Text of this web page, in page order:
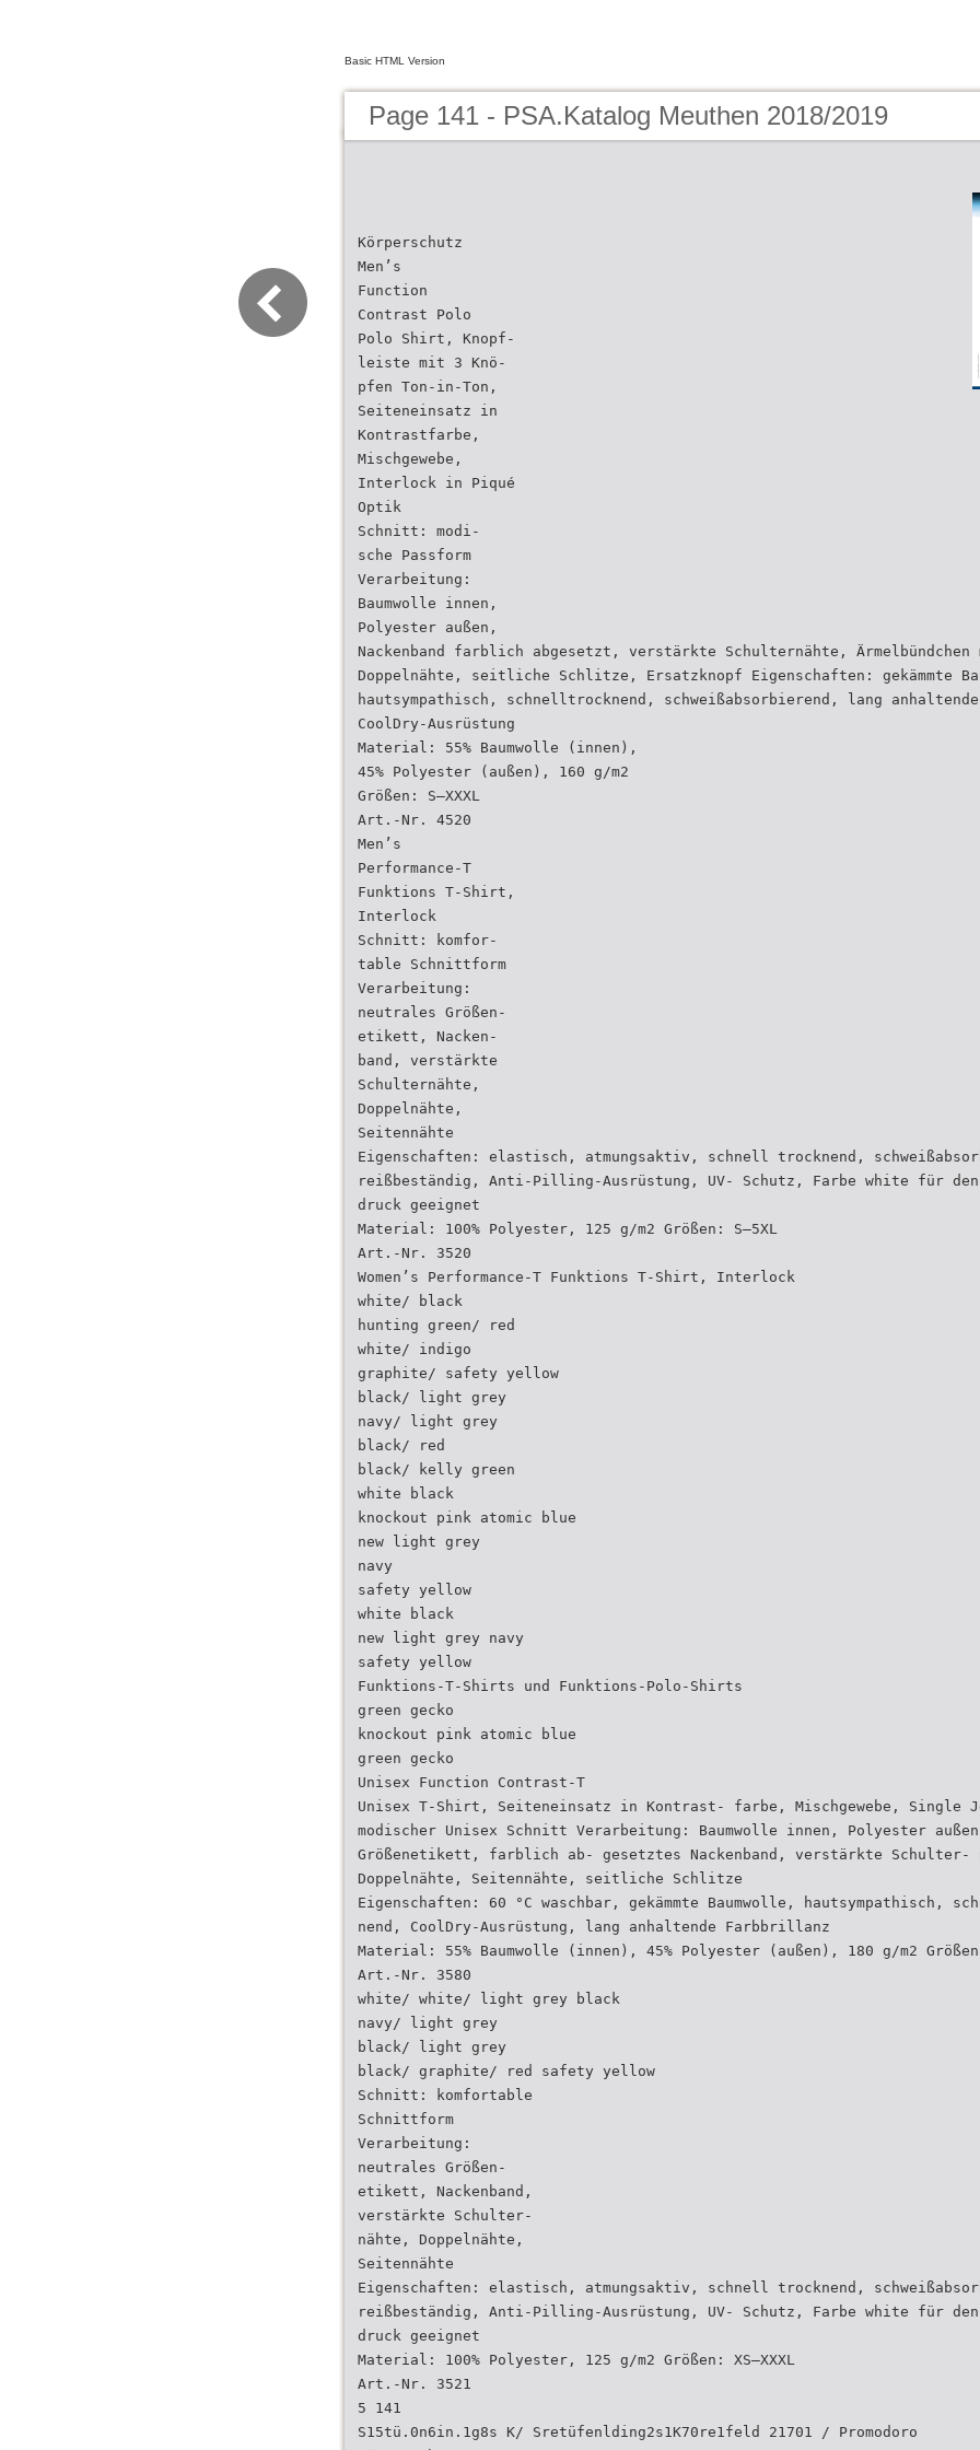
Basic HTML Version
Page 141 - PSA.Katalog Meuthen 2018/2019
Körperschutz
Men’s
Function
Contrast Polo
Polo Shirt, Knopf-
leiste mit 3 Knö-
pfen Ton-in-Ton,
Seiteneinsatz in
Kontrastfarbe,
Mischgewebe,
Interlock in Piqué
Optik
Schnitt: modi-
sche Passform
Verarbeitung:
Baumwolle innen,
Polyester außen,
Nackenband farblich abgesetzt, verstärkte Schulternähte, Ärmelbündchen
Doppelnähte, seitliche Schlitze, Ersatzknopf Eigenschaften: gekämmte
hautsympathisch, schnelltrocknend, schweißabsorbierend, lang
CoolDry-Ausrüstung
Material: 55% Baumwolle (innen),
45% Polyester (außen), 160 g/m2
Größen: S–XXXL
Art.-Nr. 4520
Men’s
Performance-T
Funktions T-Shirt,
Interlock
Schnitt: komfor-
table Schnittform
Verarbeitung:
neutrales Größen-
etikett, Nacken-
band, verstärkte
Schulternähte,
Doppelnähte,
Seitennähte
Eigenschaften: elastisch, atmungsaktiv, schnell trocknend,
reißbeständig, Anti-Pilling-Ausrüstung, UV- Schutz, Farbe white für
druck geeignet
Material: 100% Polyester, 125 g/m2 Größen: S–5XL
Art.-Nr. 3520
Women’s Performance-T Funktions T-Shirt, Interlock
white/ black
hunting green/ red
white/ indigo
graphite/ safety yellow
black/ light grey
navy/ light grey
black/ red
black/ kelly green
white black
knockout pink atomic blue
new light grey
navy
safety yellow
white black
new light grey navy
safety yellow
Funktions-T-Shirts und Funktions-Polo-Shirts
green gecko
knockout pink atomic blue
green gecko
Unisex Function Contrast-T
Unisex T-Shirt, Seiteneinsatz in Kontrast- farbe, Mischgewebe, Single
modischer Unisex Schnitt Verarbeitung: Baumwolle innen, Polyester
Größenetikett, farblich ab- gesetztes Nackenband, verstärkte Schulter-
Doppelnähte, Seitennähte, seitliche Schlitze
Eigenschaften: 60 °C waschbar, gekämmte Baumwolle, hautsympathisch,
nend, CoolDry-Ausrüstung, lang anhaltende Farbbrillanz
Material: 55% Baumwolle (innen), 45% Polyester (außen), 180 g/m2
Art.-Nr. 3580
white/ white/ light grey black
navy/ light grey
black/ light grey
black/ graphite/ red safety yellow
Schnitt: komfortable
Schnittform
Verarbeitung:
neutrales Größen-
etikett, Nackenband,
verstärkte Schulter-
nähte, Doppelnähte,
Seitennähte
Eigenschaften: elastisch, atmungsaktiv, schnell trocknend,
reißbeständig, Anti-Pilling-Ausrüstung, UV- Schutz, Farbe white für
druck geeignet
Material: 100% Polyester, 125 g/m2 Größen: XS–XXXL
Art.-Nr. 3521
5 141
S15tü.0n6in.1g8s K/ Sretüfenlding2s1K70re1feld 21701 / Promodoro